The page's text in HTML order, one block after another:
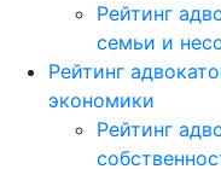
Рейтинг
семьи и
Рейтинг
экономики
Рейтинг